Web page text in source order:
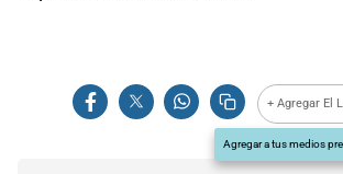
+ Agregar El
Agregar a tus medios